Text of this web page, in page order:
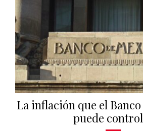
La inflación que el
puede